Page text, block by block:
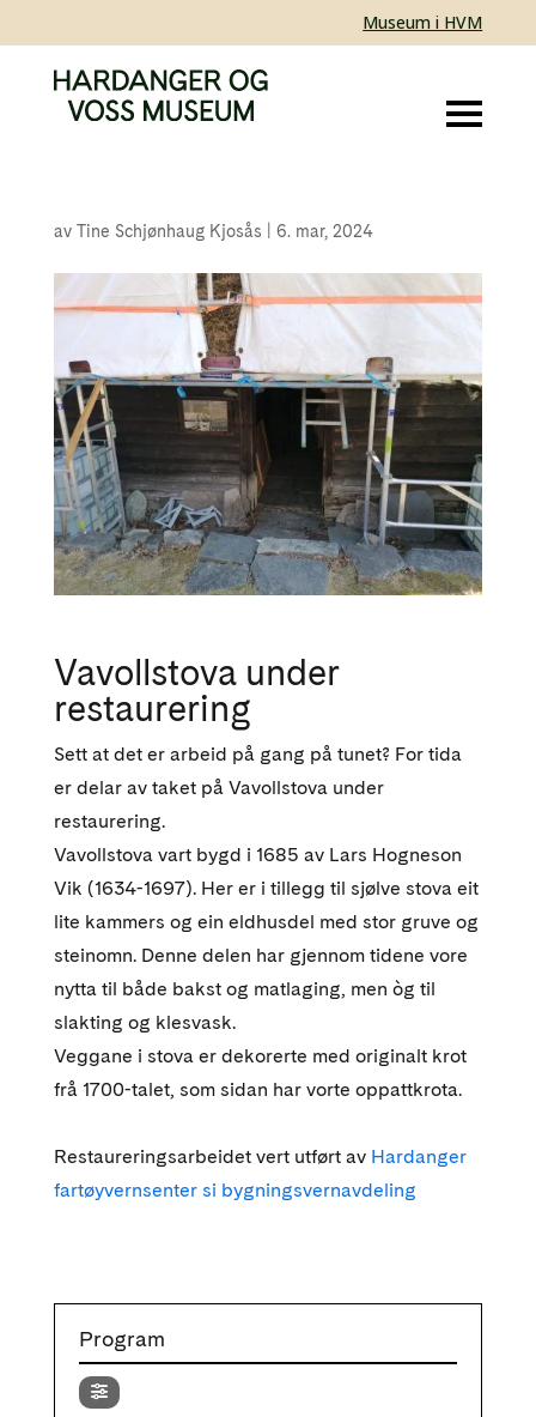
Museum i HVM
av Tine Schjønhaug Kjosås 6. mar, 2024
Vavollstova under
restaurering
Sett at det er arbeid på gang på tunet? For tida
er delar av taket på Vavollstova under
restaurering.
Vavollstova vart bygd i 1685 av Lars Hogneson
Vik (1634-1697). Her er i tillegg til sjølve stova eit
lite kammers og ein eldhusdel med stor gruve og
steinomn. Denne delen har gjennom tidene vore
nytta til både bakst og matlaging, men òg til
slakting og klesvask.
Veggane i stova er dekorerte med originalt krot
frå 1700-talet, som sidan har vorte oppattkrota.
Restaureringsarbeidet vert utført av Hardanger
fartøyvernsenter si bygningsvernavdeling
Program